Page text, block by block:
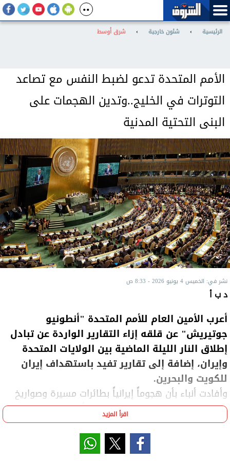
الرئيسية › شئون خارجية › شرق أوسط
الأمم المتحدة تدعو لضبط النفس مع تصاعد
التوترات في الخليج..وتدين الهجمات على
البنى التحتية المدنية
نشر في: الخميس 4 يونيو 2026 - 8:33 ص
د ب أ
أعرب الأمين العام للأمم المتحدة "أنطونيو
جوتيريش" عن قلقه إزاء التقارير الواردة عن تبادل
إطلاق النار الليلة الماضية بين الولايات المتحدة
وإيران، إضافة إلى تقارير تفيد باستهداف إيران
للكويت والبحرين.
وأفادت أنباء بأن هجوماً إيرانياً بطائرات مسيرة وصواريخ
استهدف مطار الكويت الدولي، مما أسفر عن مقتل
شخص واحد على الأقل وإصابة عدة أشخاص آخرين،
وتسبب أيضاً في تعليق الرحلات الجوية وتحويل مسارها.
ودعا جوتيريش، وفق ما صرح المتحدث باسم الأمم
اقرأ المزيد